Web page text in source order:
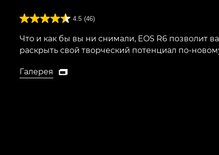
4.5 (46)
Что и как бы вы ни снимали, EOS R6 позволит
раскрыть свой творческий потенциал по-
Галерея
Галерея
